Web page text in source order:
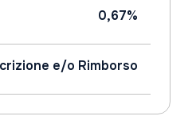
0,67%
e/o Rimborso